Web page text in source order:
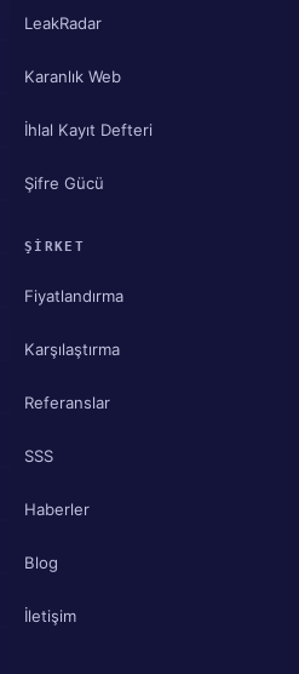
LeakRadar
Karanlık Web
İhlal Kayıt Defteri
Şifre Gücü
ŞIRKET
Fiyatlandırma
Karşılaştırma
Referanslar
SSS
Haberler
Blog
İletişim